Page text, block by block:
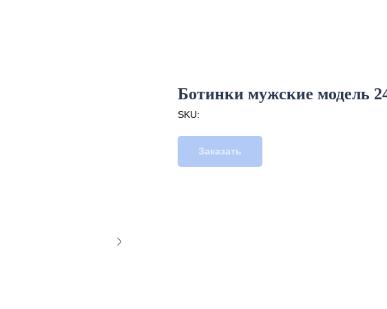
Ботинки мужские модель
SKU:
Заказать